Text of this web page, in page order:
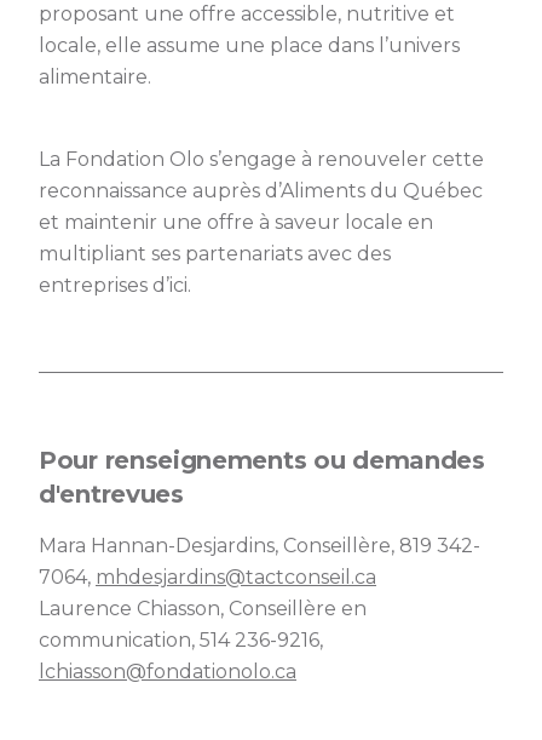
proposant une offre accessible, nutritive et
locale, elle assume une place dans l’univers
alimentaire.
La Fondation Olo s’engage à renouveler cette
reconnaissance auprès d’Aliments du Québec
et maintenir une offre à saveur locale en
multipliant ses partenariats avec des
entreprises d’ici.
Pour renseignements ou demandes
d'entrevues
Mara Hannan-Desjardins, Conseillère, 819 342-
7064, mhdesjardins@tactconseil.ca
Laurence Chiasson, Conseillère en
communication, 514 236-9216,
lchiasson@fondationolo.ca